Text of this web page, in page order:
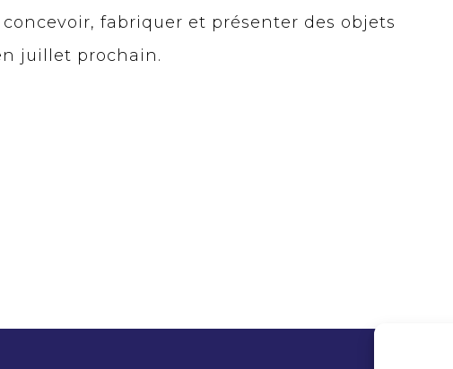
fabriquer et présenter des objets
juillet prochain.